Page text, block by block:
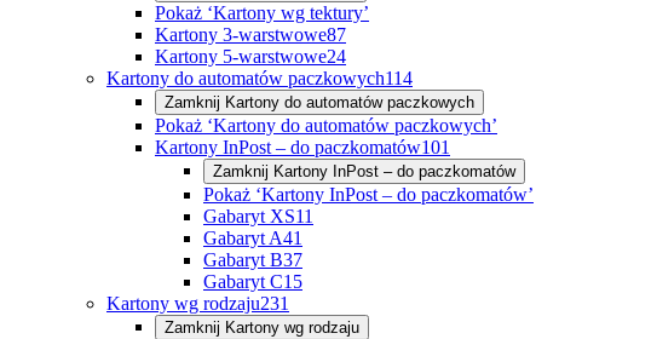
Pokaż ‘Kartony wg tektury’
Kartony 3-warstwowe87
Kartony 5-warstwowe24
Kartony do automatów paczkowych114
Zamknij Kartony do automatów paczkowych
Pokaż ‘Kartony do automatów paczkowych’
Kartony InPost – do paczkomatów101
Zamknij Kartony InPost – do paczkomatów
Pokaż ‘Kartony InPost – do paczkomatów’
Gabaryt XS11
Gabaryt A41
Gabaryt B37
Gabaryt C15
Kartony wg rodzaju231
Zamknij Kartony wg rodzaju